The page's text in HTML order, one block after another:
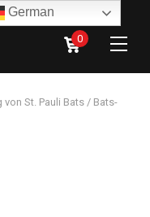
0
St. Pauli Bats / Bats-
German